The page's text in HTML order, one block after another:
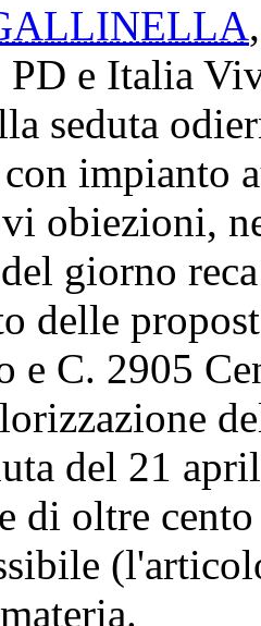
e Italia
seduta
con impianto
obiezioni,
giorno reca
delle
e C. 2905
del 21
di oltre